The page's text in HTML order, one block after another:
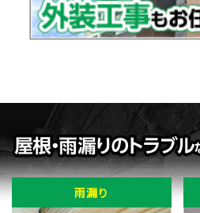
雨漏り